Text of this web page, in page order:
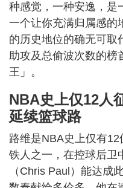
种感觉，一种安逸，是
一个让你充满归属感的
的历史地位的确无可取
助攻及总偷波次数的榜
王」。
NBA史上仅12人
延续篮球路
路维是NBA史上仅有
铁人之一，在控球后卫
（Chris Paul）能达成